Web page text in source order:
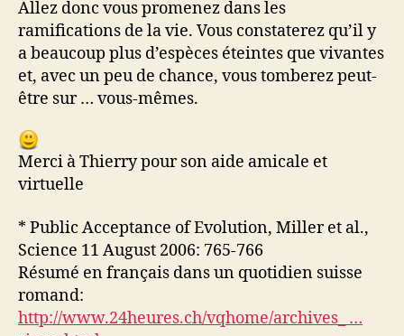
Allez donc vous promenez dans les
ramifications de la vie. Vous constaterez qu’il y
a beaucoup plus d’espèces éteintes que vivantes
et, avec un peu de chance, vous tomberez peut-
être sur … vous-mêmes.
Merci à Thierry pour son aide amicale et
virtuelle
* Public Acceptance of Evolution, Miller et al.,
Science 11 August 2006: 765-766
Résumé en français dans un quotidien suisse
romand:
http://www.24heures.ch/vqhome/archives_ …